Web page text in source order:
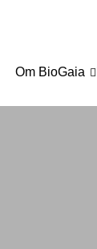
Om BioGaia